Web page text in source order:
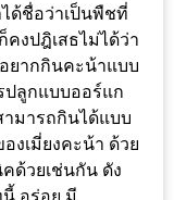
ด้ชื่อว่าเป็นพืชที่
งปฎิเสธไม่ได้ว่า
ยากกินคะน้าแบบ
ปลูกแบบออร์แก
ามารถกินได้แบบ
งเมี่ยงคะน้า ด้วย
ด้วยเช่นกัน ดัง
นี้ อร่อย มี